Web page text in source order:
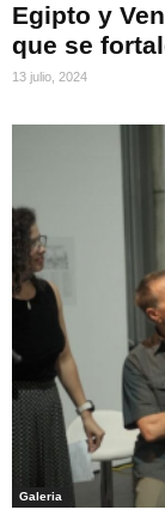
Egipto y
que se
13 julio, 2024
Galeria